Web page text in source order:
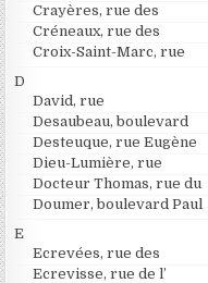
Crayères, rue des
Créneaux, rue des
Croix-Saint-Marc, rue
D
David, rue
Desaubeau, boulevard
Desteuque, rue Eugène
Dieu-Lumière, rue
Docteur Thomas, rue du
Doumer, boulevard Paul
E
Ecrevées, rue des
Ecrevisse, rue de l’